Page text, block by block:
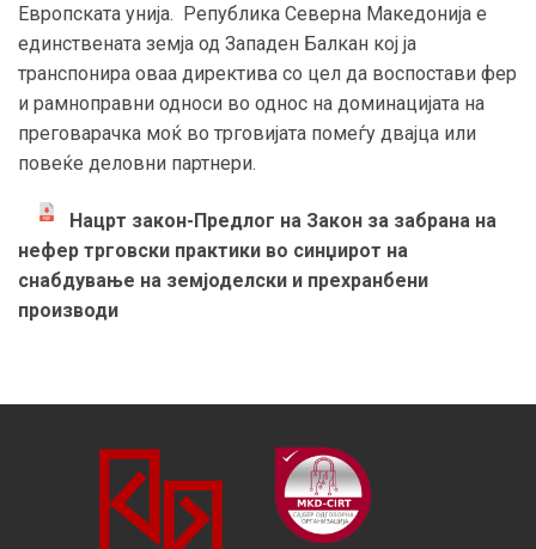
Европската унија. Република Северна Македонија е
единствената земја од Западен Балкан кој ја
транспонира оваа директива со цел да воспостави фер
и рамноправни односи во однос на доминацијата на
преговарачка моќ во трговијата помеѓу двајца или
повеќе деловни партнери.
Нацрт закон-Предлог на Закон за забрана на
нефер трговски практики во синџирот на
снабдување на земјоделски и прехранбени
производи